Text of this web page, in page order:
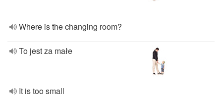
Where is the changing room?
To jest za małe
It is too small